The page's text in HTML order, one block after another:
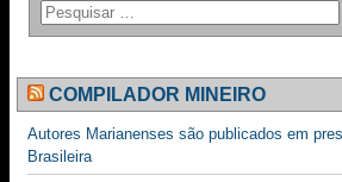
COMPILADOR MINEIRO
Autores Marianenses são publicados em
Brasileira